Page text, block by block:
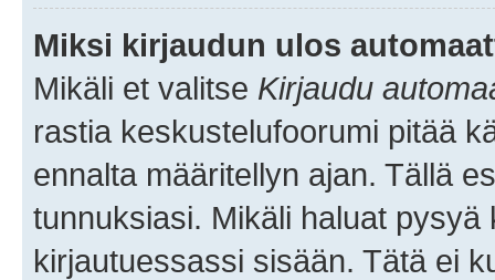
Miksi kirjaudun ulos
Mikäli et valitse Kirjaudu
rastia keskustelufoorumi pitää
ennalta määritellyn ajan. Tällä
tunnuksiasi. Mikäli haluat
kirjautuessassi sisään. Tätä ei